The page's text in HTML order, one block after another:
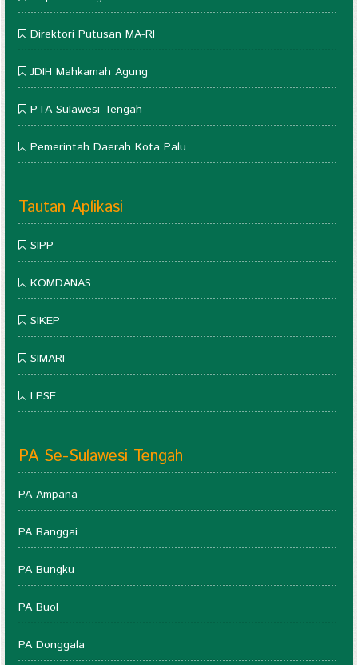
Direktori Putusan MA-RI
JDIH Mahkamah Agung
PTA Sulawesi Tengah
Pemerintah Daerah Kota Palu
Tautan Aplikasi
SIPP
KOMDANAS
SIKEP
SIMARI
LPSE
PA Se-Sulawesi Tengah
PA Ampana
PA Banggai
PA Bungku
PA Buol
PA Donggala